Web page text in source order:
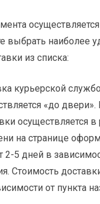
выбрать наиболее
из списка:
курьерской
«до двери».
осуществляется
на странице
2-5 дней в
Стоимость
от пункта